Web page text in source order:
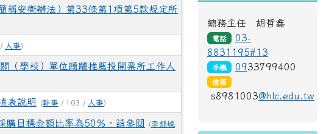
稱安衛辦法）第33條第1項第5款規定所
人事)
（學校）單位踴躍推薦投開票所工作人
表說明 (幹事 / 103 / 人事)
購目標金額比率為50％，請參閱 (李郁城
總務主任 胡哲鑫
電話
03-
8831195#13
手機 0933799400
信箱
s8981003@hlc.edu.tw